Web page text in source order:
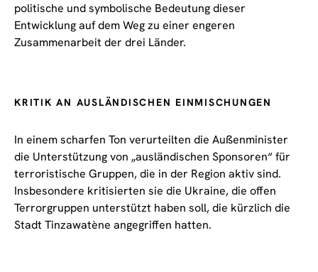
politische und symbolische Bedeutung dieser
Entwicklung auf dem Weg zu einer engeren
Zusammenarbeit der drei Länder.
KRITIK AN AUSLÄNDISCHEN EINMISCHUNGEN
In einem scharfen Ton verurteilten die Außenminister
die Unterstützung von „ausländischen Sponsoren“ für
terroristische Gruppen, die in der Region aktiv sind.
Insbesondere kritisierten sie die Ukraine, die offen
Terrorgruppen unterstützt haben soll, die kürzlich die
Stadt Tinzawatène angegriffen hatten.